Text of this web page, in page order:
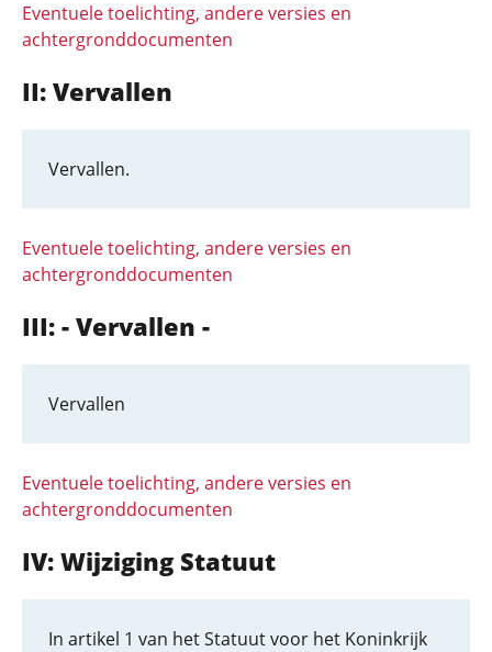
Eventuele toelichting, andere versies en
achtergronddocumenten
II: Vervallen
Vervallen.
Eventuele toelichting, andere versies en
achtergronddocumenten
III: - Vervallen -
Vervallen
Eventuele toelichting, andere versies en
achtergronddocumenten
IV: Wijziging Statuut
In artikel 1 van het Statuut voor het Koninkrijk